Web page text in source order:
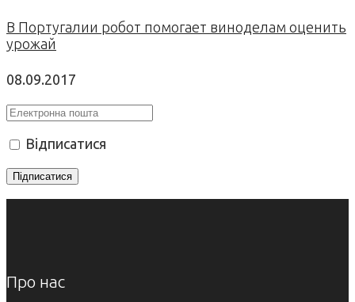
В Португалии робот помогает виноделам оценить
урожай
08.09.2017
Відписатися
Про нас